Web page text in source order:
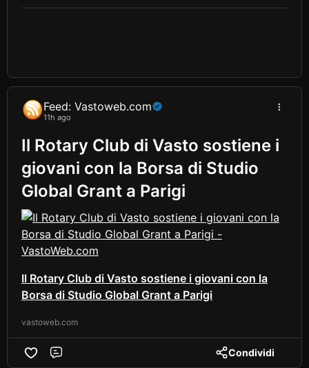
Feed: Vastoweb.com
11h ago
Il Rotary Club di Vasto sostiene i
giovani con la Borsa di Studio
Global Grant a Parigi
Il Rotary Club di Vasto sostiene i giovani con la
Borsa di Studio Global Grant a Parigi
vastoweb.com
Condividi